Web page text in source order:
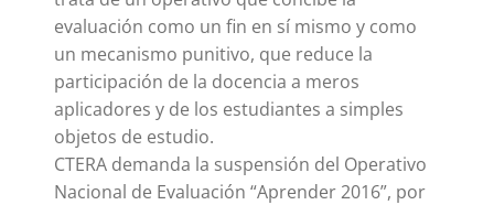
evaluación como un fin en sí mismo y como
un mecanismo punitivo, que reduce la
participación de la docencia a meros
aplicadores y de los estudiantes a simples
objetos de estudio.
CTERA demanda la suspensión del Operativo
Nacional de Evaluación “Aprender 2016”, por